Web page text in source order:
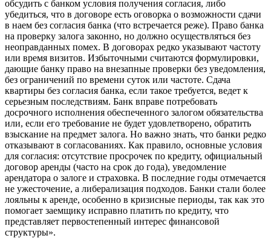
обсудить с банком условия получения согласия, либо
убедиться, что в договоре есть оговорка о возможности сдачи
в наем без согласия банка (что встречается реже). Право банка
на проверку залога законно, но должно осуществляться без
неоправданных помех. В договорах редко указывают частоту
или время визитов. Избыточными считаются формулировки,
дающие банку право на внезапные проверки без уведомления,
без ограничений по времени суток или частоте. Сдача
квартиры без согласия банка, если такое требуется, ведет к
серьезным последствиям. Банк вправе потребовать
досрочного исполнения обеспеченного залогом обязательства
или, если его требование не будет удовлетворено, обратить
взыскание на предмет залога. Но важно знать, что банки редко
отказывают в согласованиях. Как правило, основные условия
для согласия: отсутствие просрочек по кредиту, официальный
договор аренды (часто на срок до года), уведомление
арендатора о залоге и страховка. В последние годы отмечается
не ужесточение, а либерализация подходов. Банки стали более
лояльны к аренде, особенно в кризисные периоды, так как это
помогает заемщику исправно платить по кредиту, что
представляет первостепенный интерес финансовой
структуры».